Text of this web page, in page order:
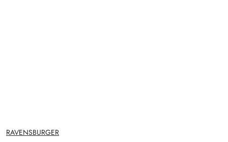
NAZWA
PRODUCENTA:
RAVENSBURGER